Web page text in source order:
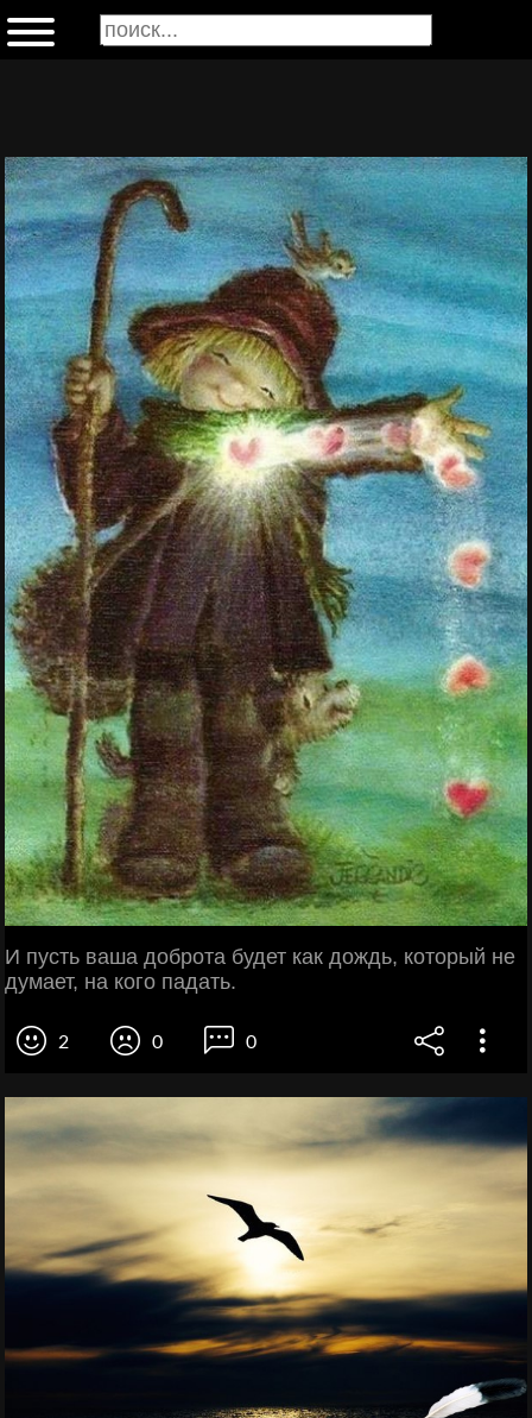
И пусть ваша доброта будет как дождь, который не
думает, на кого падать.
2 0 0